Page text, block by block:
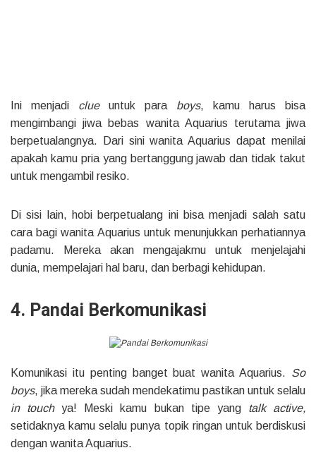
Ini menjadi clueuntuk para boys, kamu harus bisa
mengimbangi jiwa bebas wanita Aquarius terutama jiwa
berpetualangnya. Dari sini wanita Aquarius dapat menilai
apakah kamu pria yang bertanggung jawab dan tidak takut
untuk mengambil resiko.
Di sisi lain, hobi berpetualang ini bisa menjadi salah satu
cara bagi wanita Aquarius untuk menunjukkan perhatiannya
padamu. Mereka akan mengajakmu untuk menjelajahi
dunia, mempelajari hal baru, dan berbagi kehidupan.
4. Pandai Berkomunikasi
Komunikasi itu penting banget buat wanita Aquarius. So
boys, jika mereka sudah mendekatimu pastikan untuk selalu
in touchya! Meski kamu bukan tipe yang talk active,
setidaknya kamu selalu punya topik ringan untuk berdiskusi
dengan wanita Aquarius.